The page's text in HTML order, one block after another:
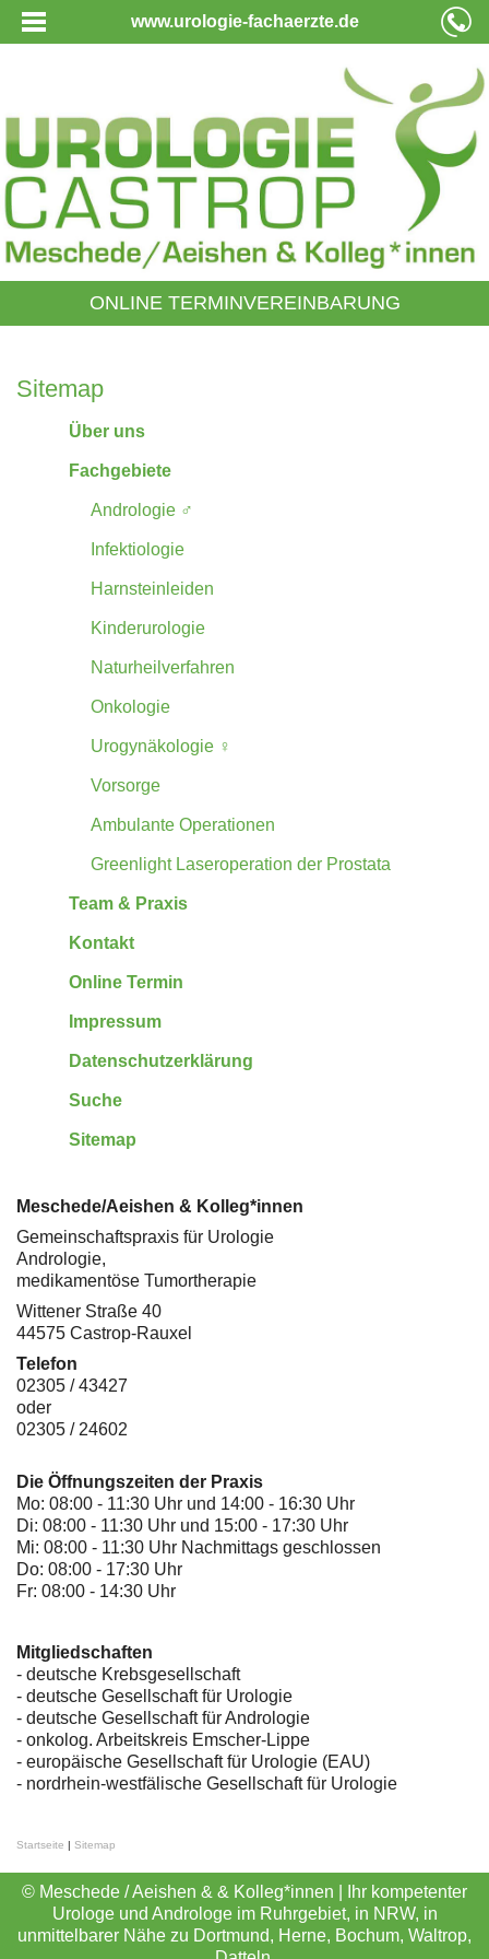
www.urologie-fachaerzte.de
ONLINE TERMINVEREINBARUNG
Sitemap
Über uns
Fachgebiete
Andrologie ♂
Infektiologie
Harnsteinleiden
Kinderurologie
Naturheilverfahren
Onkologie
Urogynäkologie ♀
Vorsorge
Ambulante Operationen
Greenlight Laseroperation der Prostata
Team & Praxis
Kontakt
Online Termin
Impressum
Datenschutzerklärung
Suche
Sitemap
Meschede/Aeishen & Kolleg*innen
Gemeinschaftspraxis für Urologie
Andrologie,
medikamentöse Tumortherapie
Wittener Straße 40
44575 Castrop-Rauxel
Telefon
02305 / 43427
oder
02305 / 24602
Die Öffnungszeiten der Praxis
Mo: 08:00 - 11:30 Uhr und 14:00 - 16:30 Uhr
Di: 08:00 - 11:30 Uhr und 15:00 - 17:30 Uhr
Mi: 08:00 - 11:30 Uhr Nachmittags geschlossen
Do: 08:00 - 17:30 Uhr
Fr: 08:00 - 14:30 Uhr
Mitgliedschaften
- deutsche Krebsgesellschaft
- deutsche Gesellschaft für Urologie
- deutsche Gesellschaft für Andrologie
- onkolog. Arbeitskreis Emscher-Lippe
- europäische Gesellschaft für Urologie (EAU)
- nordrhein-westfälische Gesellschaft für Urologie
Startseite | Sitemap
© Meschede / Aeishen & & Kolleg*innen | Ihr kompetenter
Urologe und Androloge im Ruhrgebiet, in NRW, in
unmittelbarer Nähe zu Dortmund, Herne, Bochum, Waltrop,